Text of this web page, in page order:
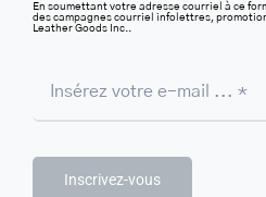
En soumettant votre adresse courriel à ce
des campagnes courriel infolettres,
Leather Goods Inc..
Inscrivez-vous